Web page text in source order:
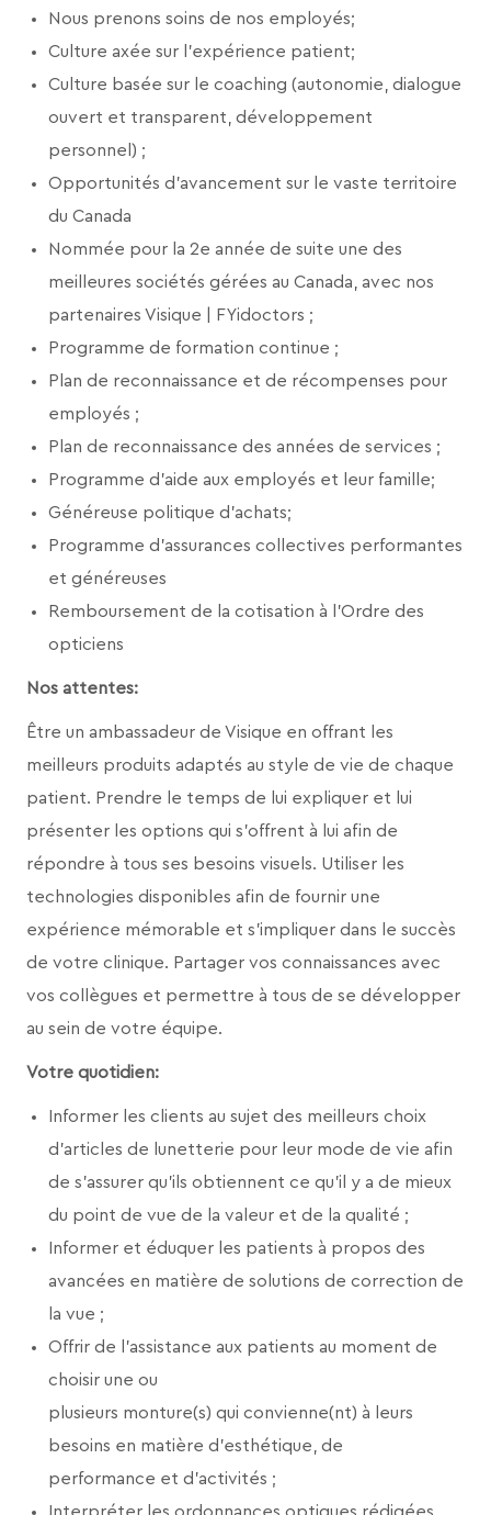
Nous prenons soins de nos employés;
Culture axée sur l’expérience patient;
Culture basée sur le coaching (autonomie, dialogue
ouvert et transparent, développement
personnel) ;
Opportunités d'avancement sur le vaste territoire
du Canada
Nommée pour la 2e année de suite une des
meilleures sociétés gérées au Canada, avec nos
partenaires Visique | FYidoctors ;
Programme de formation continue ;
Plan de reconnaissance et de récompenses pour
employés ;
Plan de reconnaissance des années de services ;
Programme d'aide aux employés et leur famille;
Généreuse politique d’achats;
Programme d’assurances collectives performantes
et généreuses
Remboursement de la cotisation à l’Ordre des
opticiens
Nos attentes:
Être un ambassadeur de Visique en offrant les
meilleurs produits adaptés au style de vie de chaque
patient. Prendre le temps de lui expliquer et lui
présenter les options qui s’offrent à lui afin de
répondre à tous ses besoins visuels. Utiliser les
technologies disponibles afin de fournir une
expérience mémorable et s’impliquer dans le succès
de votre clinique. Partager vos connaissances avec
vos collègues et permettre à tous de se développer
au sein de votre équipe.
Votre quotidien:
Informer les clients au sujet des meilleurs choix
d’articles de lunetterie pour leur mode de vie afin
de s’assurer qu’ils obtiennent ce qu’il y a de mieux
du point de vue de la valeur et de la qualité ;
Informer et éduquer les patients à propos des
avancées en matière de solutions de correction de
la vue ;
Offrir de l’assistance aux patients au moment de
choisir une ou
plusieurs monture(s) qui convienne(nt) à leurs
besoins en matière d’esthétique, de
performance et d’activités ;
Interpréter les ordonnances optiques rédigées